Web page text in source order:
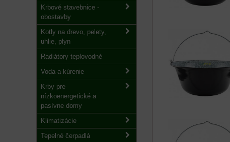
Krbové stavebnice -
obostavby
Kotly na drevo, pelety,
uhlie, plyn
Radiátory teplovodné
Voda a kúrenie
Krby pre
nízkoenergetické a
pasívne domy
Klimatizácie
Tepelné čerpadlá